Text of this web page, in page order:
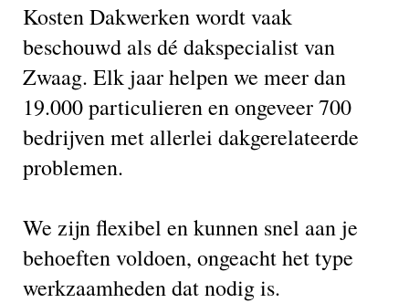
Kosten Dakwerken wordt vaak
beschouwd als dé dakspecialist van
Zwaag. Elk jaar helpen we meer dan
19.000 particulieren en ongeveer 700
bedrijven met allerlei dakgerelateerde
problemen.
We zijn flexibel en kunnen snel aan je
behoeften voldoen, ongeacht het type
werkzaamheden dat nodig is.